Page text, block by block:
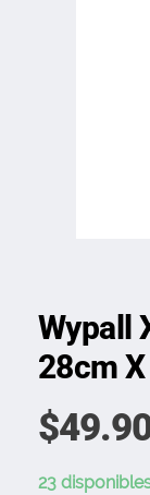
Wypall
28cm
$
23